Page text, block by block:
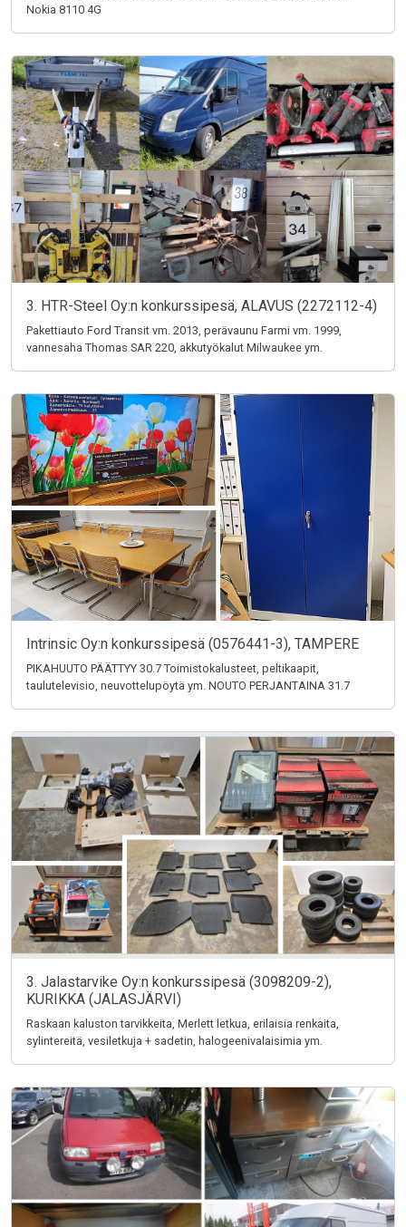
Nokia 8110 4G
3. HTR-Steel Oy:n konkurssipesä, ALAVUS (2272112-4)
Pakettiauto Ford Transit vm. 2013, perävaunu Farmi vm. 1999,
vannesaha Thomas SAR 220, akkutyökalut Milwaukee ym.
Intrinsic Oy:n konkurssipesä (0576441-3), TAMPERE
PIKAHUUTO PÄÄTTYY 30.7 Toimistokalusteet, peltikaapit,
taulutelevisio, neuvottelupöytä ym. NOUTO PERJANTAINA 31.7
3. Jalastarvike Oy:n konkurssipesä (3098209-2),
KURIKKA (JALASJÄRVI)
Raskaan kaluston tarvikkeita, Merlett letkua, erilaisia renkaita,
sylintereitä, vesiletkuja + sadetin, halogeenivalaisimia ym.